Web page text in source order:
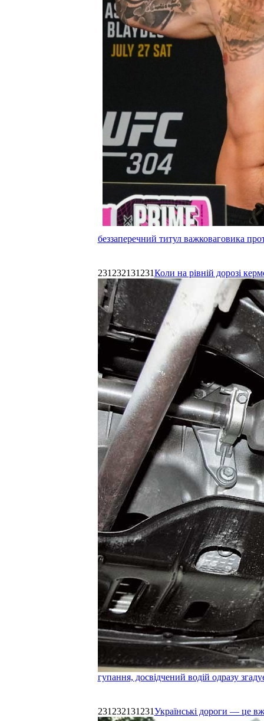
беззаперечний титул важковаговика
231232131231Коли на рівній дорозі
гупання, досвідчений водій одразу
231232131231Українські дороги — це